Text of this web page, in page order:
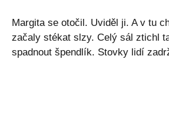
Margita se otočil. Uviděl ji. A v tu
začaly stékat slzy. Celý sál ztichl
spadnout špendlík. Stovky lidí